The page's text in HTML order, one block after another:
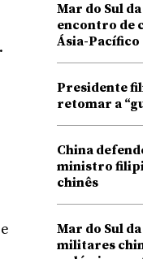
Mar do Sul
encontro de
Ásia-Pacífico
Presidente
retomar a
China
ministro
chinês
Mar do Sul
militares